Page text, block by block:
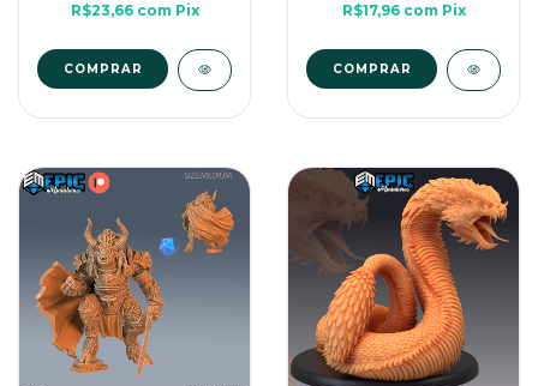
R$23,66 com Pix
COMPRAR
R$17,96 com Pix
COMPRAR